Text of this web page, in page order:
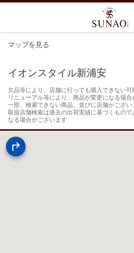
マップを見る
イオンスタイル新浦安
欠品等により、店舗に行っても購入できない可
リニューアル等により、商品が変更になる場合
一部、検索できない商品、並びに店舗がござい
取扱店舗検索は過去の出荷実績に基づくもの
なる場合がございます